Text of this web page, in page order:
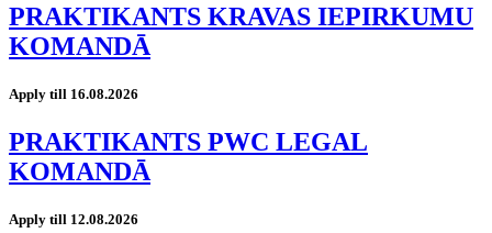
PRAKTIKANTS KRAVAS IEPIRKUMU
KOMANDĀ
Apply till 16.08.2026
PRAKTIKANTS PWC LEGAL
KOMANDĀ
Apply till 12.08.2026